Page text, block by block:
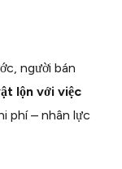
người bán
lộn với việc
phí – nhân lực